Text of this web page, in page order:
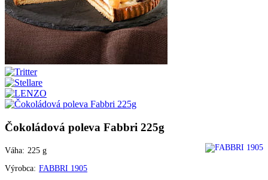
Čokoládová poleva Fabbri 225g
Váha: 225 g
Výrobca: FABBRI 1905